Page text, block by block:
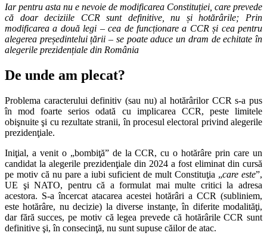
Iar pentru asta nu e nevoie de modificarea Constituției, care prevede
că doar deciziile CCR sunt definitive, nu și hotărârile; Prin
modificarea a două legi – cea de funcționare a CCR și cea pentru
alegerea președintelui țării – se poate aduce un dram de echitate în
alegerile prezidențiale din România
De unde am plecat?
Problema caracterului definitiv (sau nu) al hotărârilor CCR s-a pus
în mod foarte serios odată cu implicarea CCR, peste limitele
obişnuite şi cu rezultate stranii, în procesul electoral privind alegerile
prezidenţiale.
Iniţial, a venit o „bombiţă” de la CCR, cu o hotărâre prin care un
candidat la alegerile prezidenţiale din 2024 a fost eliminat din cursă
pe motiv că nu pare a iubi suficient de mult Constituţia „care este”,
UE şi NATO, pentru că a formulat mai multe critici la adresa
acestora. S-a încercat atacarea acestei hotărâri a CCR (subliniem,
este hotărâre, nu decizie) la diverse instanţe, în diferite modalităţi,
dar fără succes, pe motiv că legea prevede că hotărârile CCR sunt
definitive şi, în consecinţă, nu sunt supuse căilor de atac.